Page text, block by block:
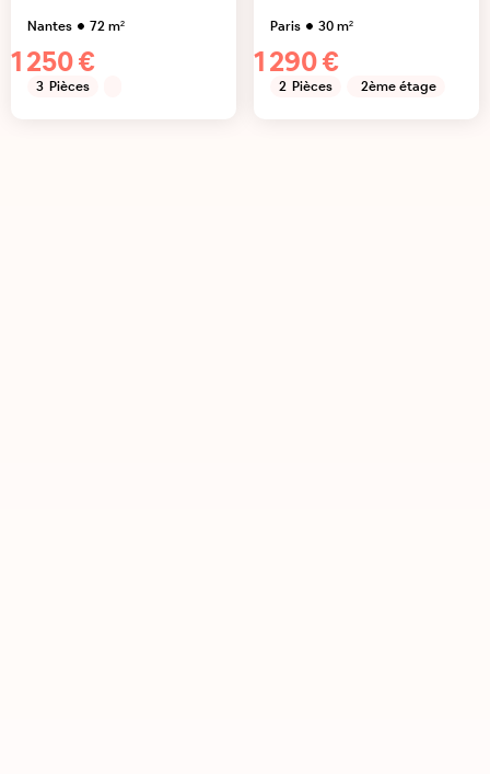
Nantes 72m²
1 250 €
3 Pièces
Paris 30m²
1 290 €
2 Pièces 2ème étage